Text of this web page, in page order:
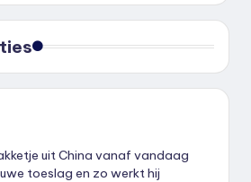
uit China vanaf vandaag
toeslag en zo werkt hij